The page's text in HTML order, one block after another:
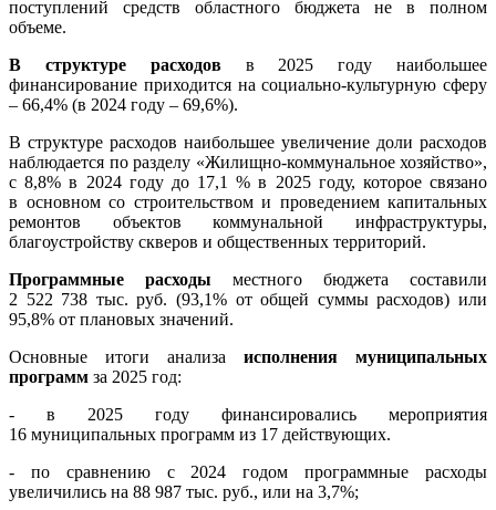
поступлений средств областного бюджета не в полном
объеме.
В структуре расходовв 2025 году наибольшее
финансирование приходится на социально-культурную сферу
– 66,4% (в 2024 году – 69,6%).
В структуре расходов наибольшее увеличение доли расходов
наблюдается по разделу «Жилищно-коммунальное хозяйство»,
с 8,8% в 2024 году до 17,1 % в 2025 году, которое связано
в основном со строительством и проведением капитальных
ремонтов объектов коммунальной инфраструктуры,
благоустройству скверов и общественных территорий.
Программные расходы местного бюджета составили
2 522 738 тыс. руб. (93,1% от общей суммы расходов) или
95,8% от плановых значений.
Основные итоги анализа исполнения муниципальных
программ за 2025 год:
- в 2025 году финансировались мероприятия
16 муниципальных программ из 17 действующих.
- по сравнению с 2024 годом программные расходы
увеличились на 88 987 тыс. руб., или на 3,7%;